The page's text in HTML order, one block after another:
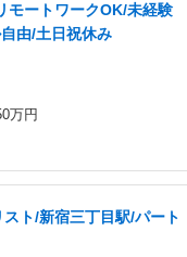
モートワークOK/未経験
由/土日祝休み
万円
ト/新宿三丁目駅/パート